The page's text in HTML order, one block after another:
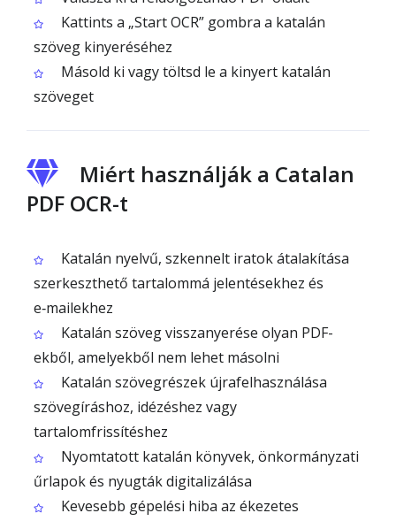
Kattints a „Start OCR” gombra a katalán
szöveg kinyeréséhez
Másold ki vagy töltsd le a kinyert katalán
szöveget
Miért használják a Catalan
PDF OCR-t
Katalán nyelvű, szkennelt iratok átalakítása
szerkeszthető tartalommá jelentésekhez és
e‑mailekhez
Katalán szöveg visszanyerése olyan PDF-
ekből, amelyekből nem lehet másolni
Katalán szövegrészek újrafelhasználása
szövegíráshoz, idézéshez vagy
tartalomfrissítéshez
Nyomtatott katalán könyvek, önkormányzati
űrlapok és nyugták digitalizálása
Kevesebb gépelési hiba az ékezetes